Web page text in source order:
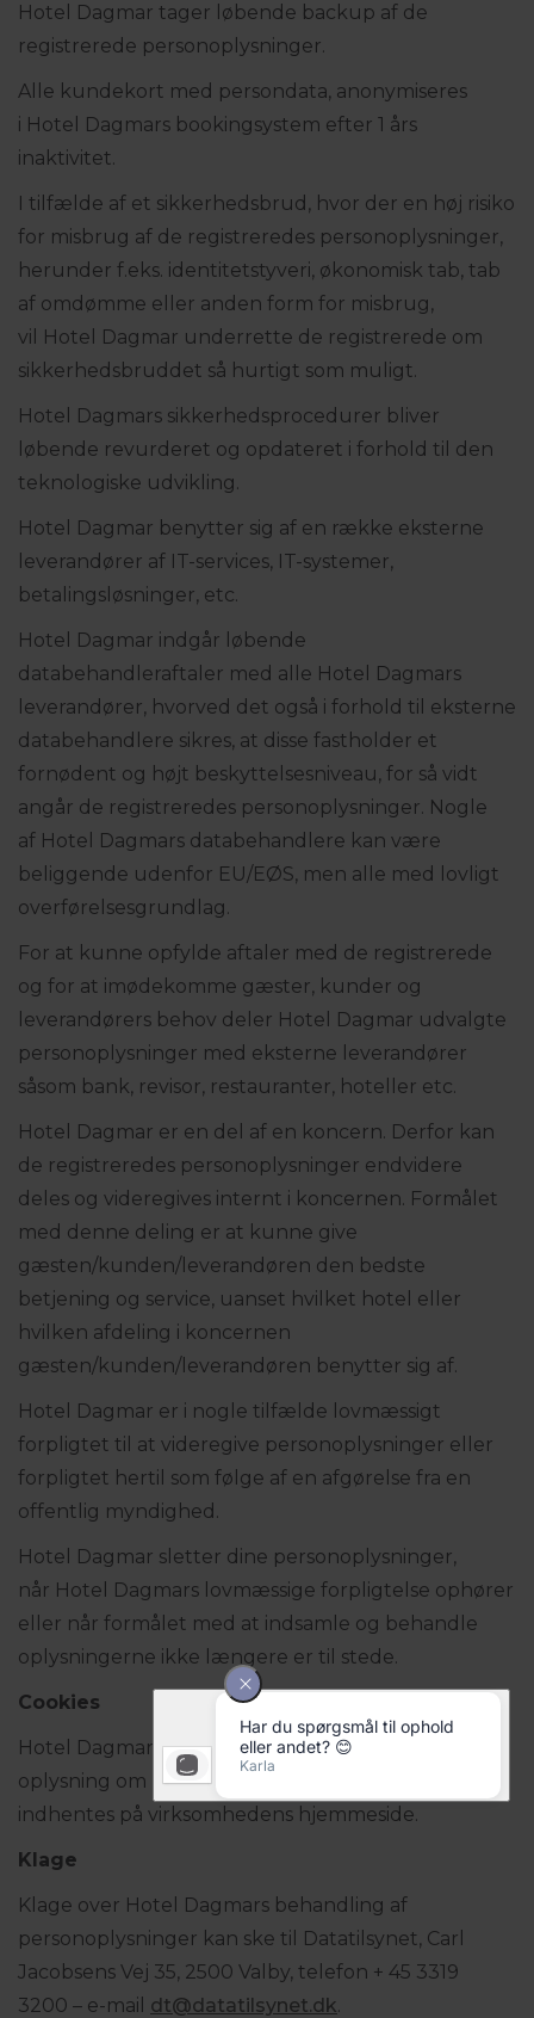
Hotel Dagmar tager løbende backup af de
registrerede personoplysninger.
Alle kundekort med persondata, anonymiseres
i Hotel Dagmars bookingsystem efter 1 års
inaktivitet.
I tilfælde af et sikkerhedsbrud, hvor der en høj risiko
for misbrug af de registreredes personoplysninger,
herunder f.eks. identitetstyveri, økonomisk tab, tab
af omdømme eller anden form for misbrug,
vil Hotel Dagmar underrette de registrerede om
sikkerhedsbruddet så hurtigt som muligt.
Hotel Dagmars sikkerhedsprocedurer bliver
løbende revurderet og opdateret i forhold til den
teknologiske udvikling.
Hotel Dagmar benytter sig af en række eksterne
leverandører af IT-services, IT-systemer,
betalingsløsninger, etc.
Hotel Dagmar indgår løbende
databehandleraftaler med alle Hotel Dagmars
leverandører, hvorved det også i forhold til eksterne
databehandlere sikres, at disse fastholder et
fornødent og højt beskyttelsesniveau, for så vidt
angår de registreredes personoplysninger. Nogle
af Hotel Dagmars databehandlere kan være
beliggende udenfor EU/EØS, men alle med lovligt
overførelsesgrundlag.
For at kunne opfylde aftaler med de registrerede
og for at imødekomme gæster, kunder og
leverandørers behov deler Hotel Dagmar udvalgte
personoplysninger med eksterne leverandører
såsom bank, revisor, restauranter, hoteller etc.
Hotel Dagmar er en del af en koncern. Derfor kan
de registreredes personoplysninger endvidere
deles og videregives internt i koncernen. Formålet
med denne deling er at kunne give
gæsten/kunden/leverandøren den bedste
betjening og service, uanset hvilket hotel eller
hvilken afdeling i koncernen
gæsten/kunden/leverandøren benytter sig af.
Hotel Dagmar er i nogle tilfælde lovmæssigt
forpligtet til at videregive personoplysninger eller
forpligtet hertil som følge af en afgørelse fra en
offentlig myndighed.
Hotel Dagmar sletter dine personoplysninger,
når Hotel Dagmars lovmæssige forpligtelse ophører
eller når formålet med at indsamle og behandle
oplysningerne ikke længere er til stede.
Cookies
Hotel Dagmar anvender cookies. Yderligere
oplysning om Hotel Dagmars cookiepolitik kan
indhentes på virksomhedens hjemmeside.
Klage
Klage over Hotel Dagmars behandling af
personoplysninger kan ske til Datatilsynet, Carl
Jacobsens Vej 35, 2500 Valby, telefon + 45 3319
3200 – e-mail dt@datatilsynet.dk.